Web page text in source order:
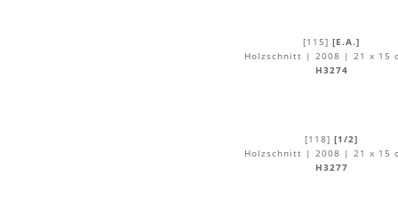
[115] [E.A.]
Holzschnitt | 2008 | 21 x 15
H3274
[118] [1/2]
Holzschnitt | 2008 | 21 x 15
H3277